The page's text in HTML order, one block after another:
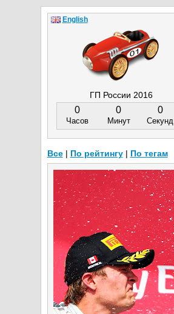
ГП России 2016
0
Часов
0
Минут
0
Секунд
English
Все| По рейтингу| По тегам